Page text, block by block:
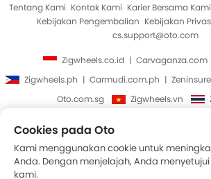
Tentang Kami Kontak Kami Karier Bersama Kami
Kebijakan Pengembalian Kebijakan
cs.support@oto.com
Zigwheels.co.id Carvaganza.com
Zigwheels.ph
Carmudi.com.ph
Oto.com.sg
Zigwheels.vn
Hak Cipta © Oto 2014-2026. Semua Hak
Cookies pada Oto
Kami menggunakan cookie untuk
Anda. Dengan menjelajah, Anda menyetujui
kami.